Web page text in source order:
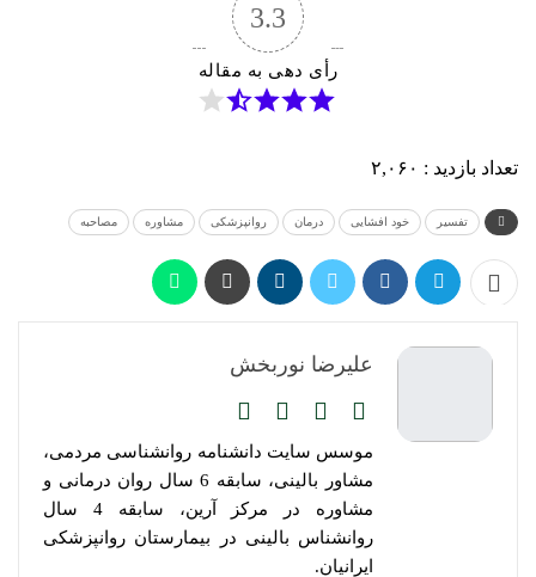
3.3
رأی دهی به مقاله
تعداد بازدید : ۲,۰۶۰
تفسیر خود افشایی درمان روانپزشکی مشاوره مصاحبه
علیرضا نوربخش
موسس سایت دانشنامه روانشناسی مردمی،
مشاور بالینی، سابقه 6 سال روان درمانی و
مشاوره در مرکز آرین، سابقه 4 سال
روانشناس بالینی در بیمارستان روانپزشکی
ایرانیان.